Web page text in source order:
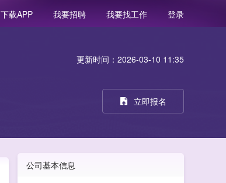
下载APP 我要招聘 我要找工作 登录
更新时间：2026-03-10 11:35
立即报名
公司基本信息